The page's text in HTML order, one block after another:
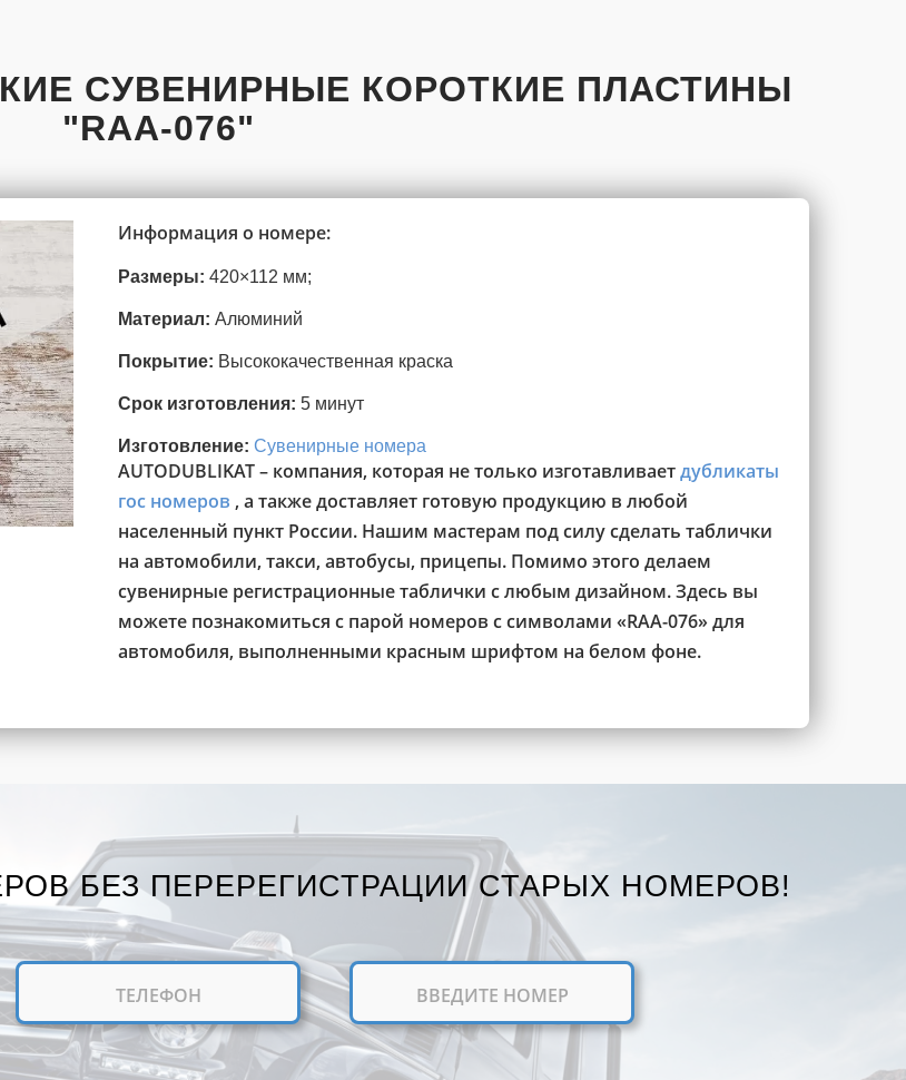
СУВЕНИРНЫЕ КОРОТКИЕ ПЛАСТИНЫ
"RAA-076"
Информация о номере:
Размеры: 420×112 мм;
Материал: Алюминий
Покрытие: Высококачественная краска
Срок изготовления: 5 минут
Изготовление: Сувенирные номера
AUTODUBLIKAT – компания, которая не только изготавливаетдубликаты
гос номеров , а также доставляет готовую продукцию в любой
населенный пункт России. Нашим мастерам под силу сделать таблички
на автомобили, такси, автобусы, прицепы. Помимо этого делаем
сувенирные регистрационные таблички с любым дизайном. Здесь вы
можете познакомиться с парой номеров с символами «RAA-076» для
автомобиля, выполненными красным шрифтом на белом фоне.
БЕЗ ПЕРЕРЕГИСТРАЦИИ СТАРЫХ НОМЕРОВ!